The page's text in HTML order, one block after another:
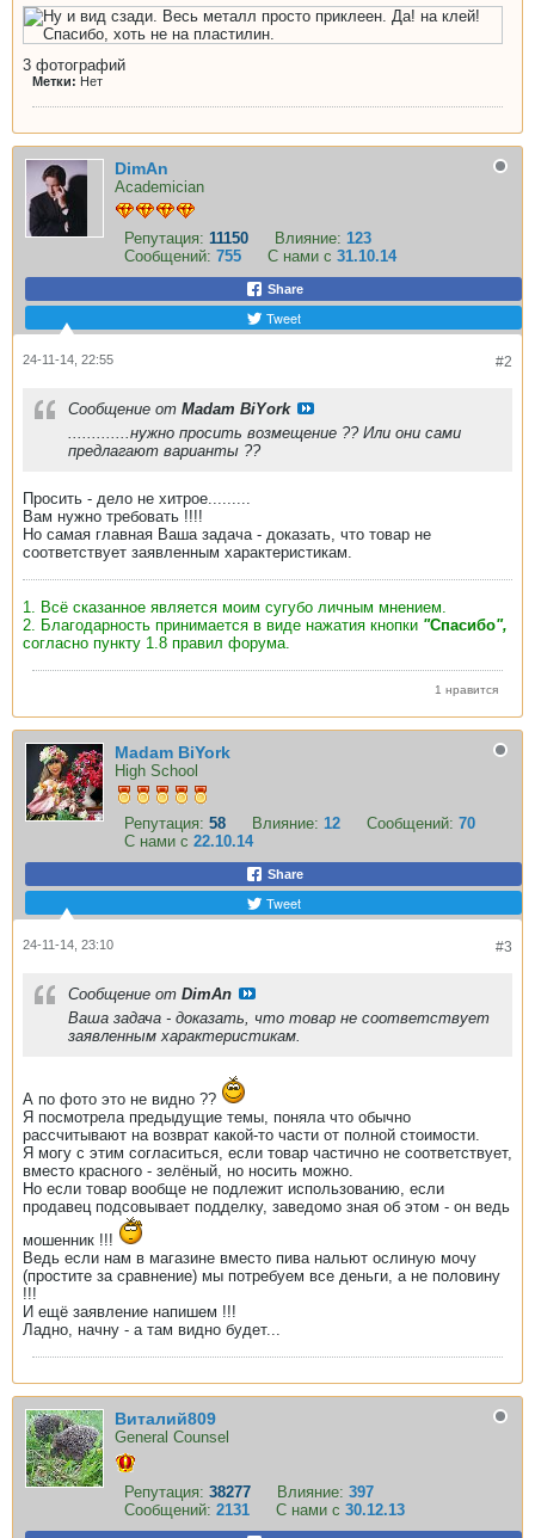
3 фотографий
Метки: Нет
DimAn
Academician
Репутация: 11150 Влияние: 123
Сообщений: 755 С нами с 31.10.14
Share
Tweet
#2
24-11-14, 22:55
Сообщение от Madam BiYork
.............нужно просить возмещение ?? Или они сами
предлагают варианты ??
Просить - дело не хитрое.........
Вам нужно требовать !!!!
Но самая главная Ваша задача - доказать, что товар не
соответствует заявленным характеристикам.
1. Всё сказанное является моим сугубо личным мнением.
2. Благодарность принимается в виде нажатия кнопки "Спасибо",
согласно пункту 1.8 правил форума.
1 нравится
Madam BiYork
High School
Репутация: 58 Влияние: 12 Сообщений: 70
С нами с 22.10.14
Share
Tweet
#3
24-11-14, 23:10
Сообщение от DimAn
Ваша задача - доказать, что товар не соответствует
заявленным характеристикам.
А по фото это не видно ??
Я посмотрела предыдущие темы, поняла что обычно
рассчитывают на возврат какой-то части от полной стоимости.
Я могу с этим согласиться, если товар частично не соответствует,
вместо красного - зелёный, но носить можно.
Но если товар вообще не подлежит использованию, если
продавец подсовывает подделку, заведомо зная об этом - он ведь
мошенник !!!
Ведь если нам в магазине вместо пива нальют ослиную мочу
(простите за сравнение) мы потребуем все деньги, а не половину
!!!
И ещё заявление напишем !!!
Ладно, начну - а там видно будет...
Виталий809
General Counsel
Репутация: 38277 Влияние: 397
Сообщений: 2131 С нами с 30.12.13